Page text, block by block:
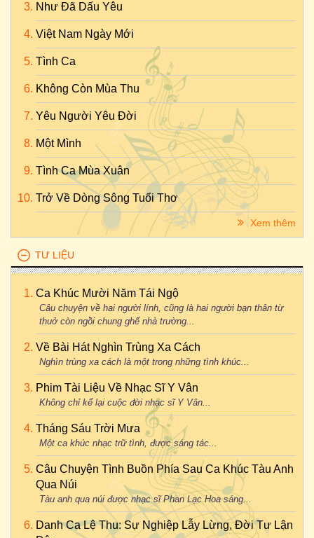
Như Đã Dấu Yêu
Việt Nam Ngày Mới
Tình Ca
Không Còn Mùa Thu
Yêu Người Yêu Đời
Một Mình
Tình Ca Mùa Xuân
Trở Về Dòng Sông Tuổi Thơ
Xem thêm
TƯ LIỆU
Ca Khúc Mười Năm Tái Ngộ
Câu chuyện về hai người lính, cũng là hai người bạn thân từ
thuở còn ngồi chung ghế nhà trường...
Về Bài Hát Nghìn Trùng Xa Cách
Nghìn trùng xa cách là một trong những tình khúc...
Phim Tài Liệu Về Nhạc Sĩ Y Vân
Không chỉ kể lại cuộc đời nhạc sĩ Y Vân...
Tháng Sáu Trời Mưa
Một ca khúc nhạc trữ tình, được sáng tác...
Câu Chuyện Tình Buồn Phía Sau Ca Khúc Tàu Anh
Qua Núi
Tàu anh qua núi được nhạc sĩ Phan Lạc Hoa sáng...
Danh Ca Lệ Thu: Sự Nghiệp Lẫy Lừng, Đời Tư Lận